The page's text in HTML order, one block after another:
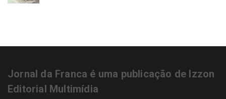
Jornal da Franca é uma publicação de Izzon
Editorial Multimídia